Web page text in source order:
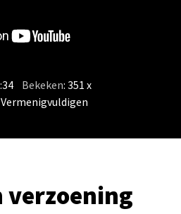
/ Bekeken: 351 x
Vermenigvuldigen
verzoening